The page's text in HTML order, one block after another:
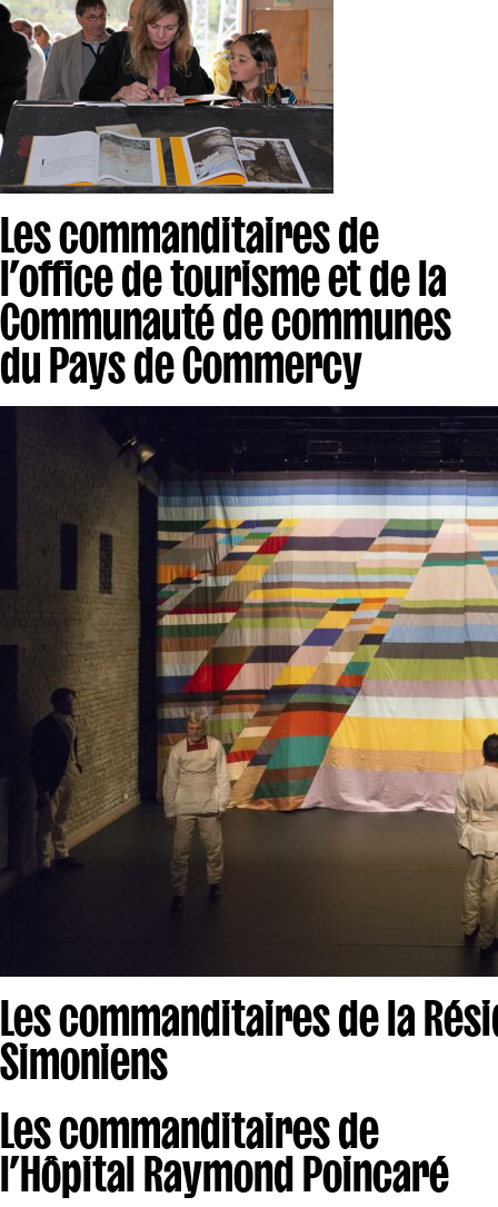
Les commanditaires de
l’office de tourisme et de la
Communauté de communes
du Pays de Commercy
Les commanditaires de la
Simoniens
Les commanditaires de
l’Hôpital Raymond Poincaré